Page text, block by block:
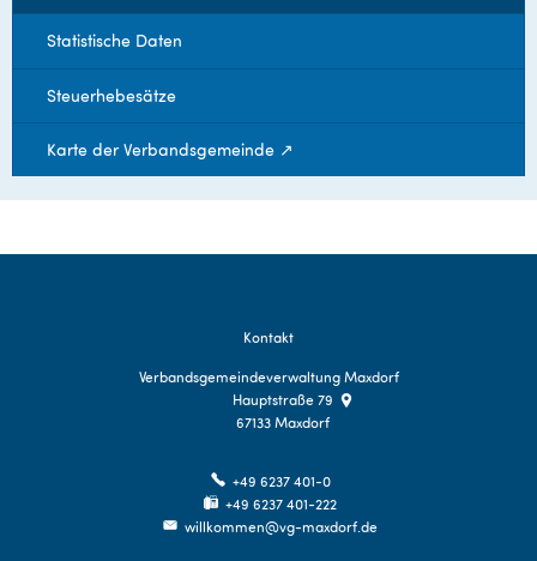
Statistische Daten
Steuerhebesätze
Karte der Verbandsgemeinde ↗
Kontakt
Verbandsgemeindeverwaltung Maxdorf
Hauptstraße 79
67133 Maxdorf
+49 6237 401-0
+49 6237 401-222
willkommen@vg-maxdorf.de